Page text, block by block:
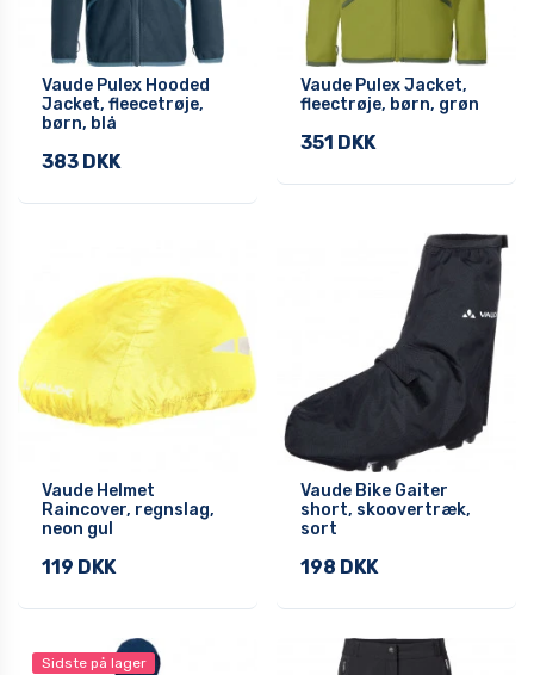
Vaude Pulex Hooded
Jacket, fleecetrøje,
børn, blå
383 DKK
Vaude Pulex Jacket,
fleectrøje, børn, grøn
351 DKK
Vaude Helmet
Raincover, regnslag,
neon gul
119 DKK
Vaude Bike Gaiter
short, skoovertræk,
sort
198 DKK
Sidste på lager